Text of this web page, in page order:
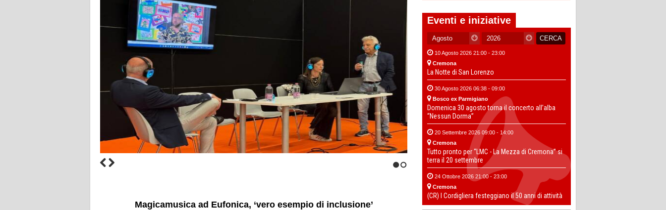
Magicamusica ad Eufonica, ‘vero esempio di inclusione’
Eventi e iniziative
10 Agosto 2026 21:00 - 23:00
Cremona
La Notte di San Lorenzo
30 Agosto 2026 06:38 - 09:00
Bosco ex Parmigiano
Domenica 30 agosto torna il concerto all’alba
“Nessun Dorma”
20 Settembre 2026 09:00 - 14:00
Cremona
Tutto pronto per “LMC - La Mezza di Cremona” si
terra il 20 settembre
24 Ottobre 2026 21:00 - 23:00
Cremona
(CR) I Cordigliera festeggiano il 50 anni di attività